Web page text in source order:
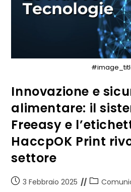
Innovazione e
alimentare: il
Freeasy e
HaccpOK Print
settore
3 Febbraio 2025